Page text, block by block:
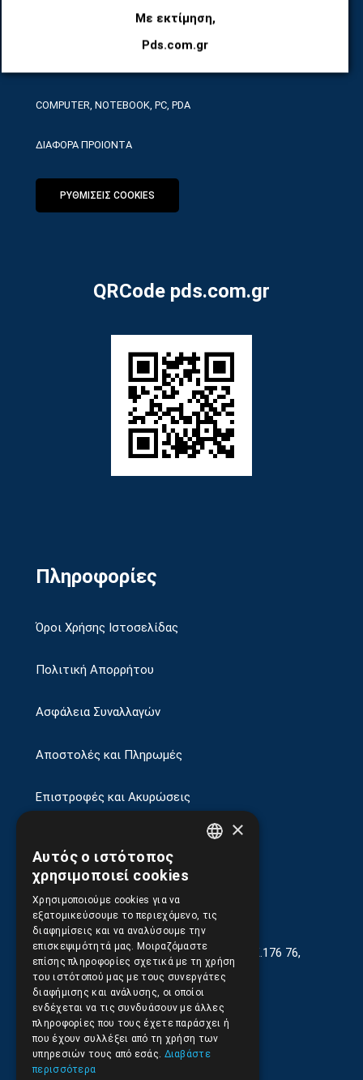
Με εκτίμηση,
Pds.com.gr
COMPUTER, NOTEBOOK, PC, PDA
ΔΙΑΦΟΡΑ ΠΡΟΙΟΝΤΑ
ΡΥΘΜΙΣΕΙΣ COOKIES
QRCode pds.com.gr
Πληροφορίες
Όροι Χρήσης Ιστοσελίδας
Πολιτική Απορρήτου
Ασφάλεια Συναλλαγών
Αποστολές και Πληρωμές
Επιστροφές και Ακυρώσεις
Γεωργίου Κρέμου 13-17, Καλλιθέα, Τ.Κ.176 76,
Αθήνα, Ελλάδα
210.9566.401(11.30-17.00)
210.9566.402
Email: info@pds.com.gr
×
Αυτός ο ιστότοπος
χρησιμοποιεί cookies
Χρησιμοποιούμε cookies για να
εξατομικεύσουμε το περιεχόμενο, τις
διαφημίσεις και να αναλύσουμε την
επισκεψιμότητά μας. Μοιραζόμαστε
επίσης πληροφορίες σχετικά με τη χρήση
του ιστότοπού μας με τους συνεργάτες
διαφήμισης και ανάλυσης, οι οποίοι
ενδέχεται να τις συνδυάσουν με άλλες
πληροφορίες που τους έχετε παράσχει ή
που έχουν συλλέξει από τη χρήση των
υπηρεσιών τους από εσάς. Διαβάστε
περισσότερα